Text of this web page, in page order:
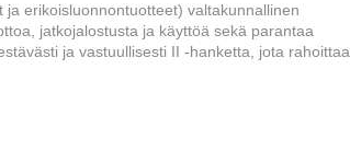
erikoisluonnontuotteet) valtakunnallinen
jatkojalostusta ja käyttöä sekä parantaa
ja vastuullisesti II -hanketta, jota rahoittaa